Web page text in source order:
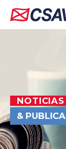
NOTICIAS
&